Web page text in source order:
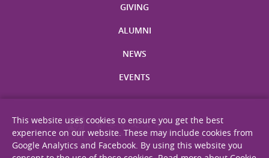
GIVING
ALUMNI
NEWS
EVENTS
This website uses cookies to ensure you get the best
experience on our website. These may include cookies from
Google Analytics and Facebook. By using this website you